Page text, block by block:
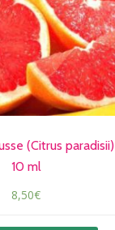
(Citrus paradisii)
10 ml
8,50€